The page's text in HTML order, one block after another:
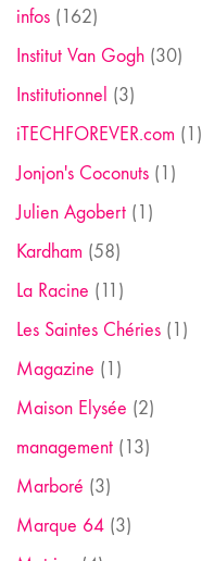
infos (162)
Institut Van Gogh (30)
Institutionnel (3)
iTECHFOREVER.com (1)
Jonjon's Coconuts (1)
Julien Agobert (1)
Kardham (58)
La Racine (11)
Les Saintes Chéries (1)
Magazine (1)
Maison Elysée (2)
management (13)
Marboré (3)
Marque 64 (3)